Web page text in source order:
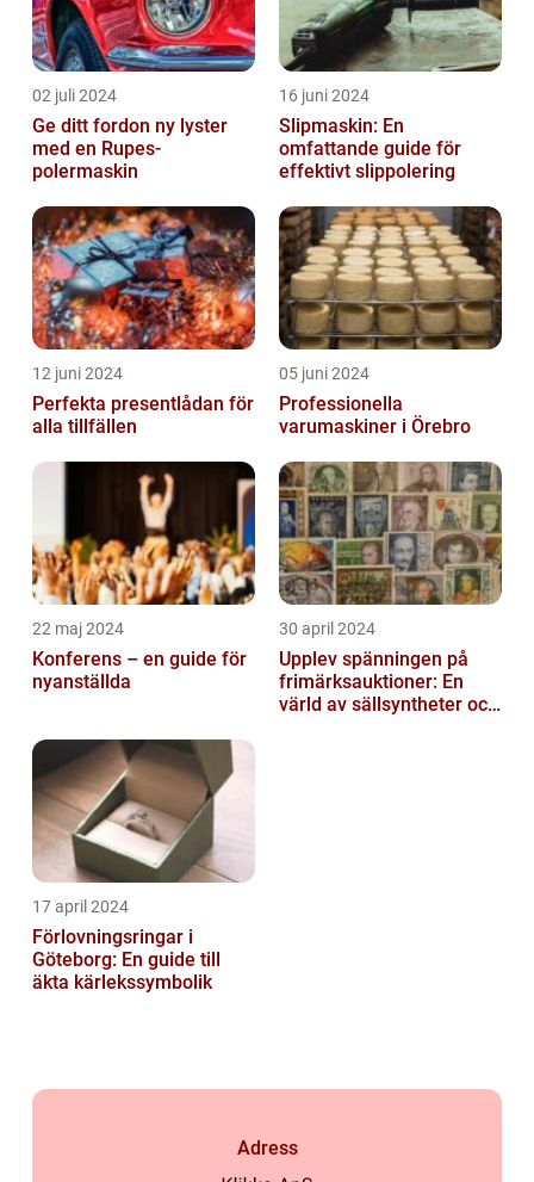
02 juli 2024
Ge ditt fordon ny lyster
med en Rupes-
polermaskin
16 juni 2024
Slipmaskin: En
omfattande guide för
effektivt slippolering
12 juni 2024
Perfekta presentlådan för
alla tillfällen
05 juni 2024
Professionella
varumaskiner i Örebro
22 maj 2024
Konferens – en guide för
nyanställda
30 april 2024
Upplev spänningen på
frimärksauktioner: En
värld av sällsyntheter och
17 april 2024
Förlovningsringar i
Göteborg: En guide till
äkta kärlekssymbolik
Adress